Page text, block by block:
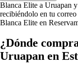
Blanca Elite a Uruapan
recibiéndolo en tu
Blanca Elite en
¿Dónde
Uruapan en